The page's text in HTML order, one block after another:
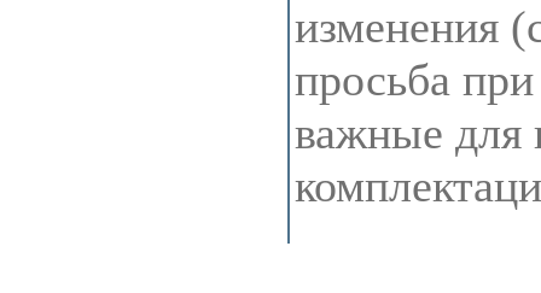
изменения
просьба
важные для